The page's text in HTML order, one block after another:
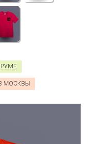
МОСКВЫ